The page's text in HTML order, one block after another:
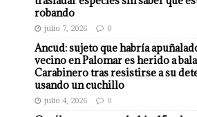
robando
julio 7, 2026 0
Ancud: sujeto que habría
vecino en Palomar es herido a
Carabinero tras resistirse a su
usando un cuchillo
julio 4, 2026 0